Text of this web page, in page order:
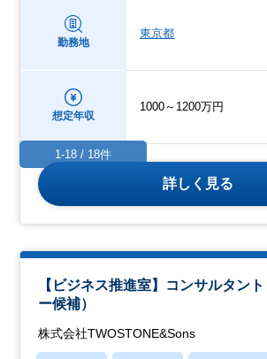
勤務地
東京都
想定年収
1000～1200万円
詳しく見る
【ビジネス推進室】コンサルタン
ー候補）
株式会社TWOSTONE&Sons
1-18 / 18件